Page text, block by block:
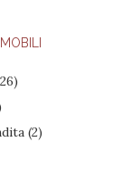
(2)